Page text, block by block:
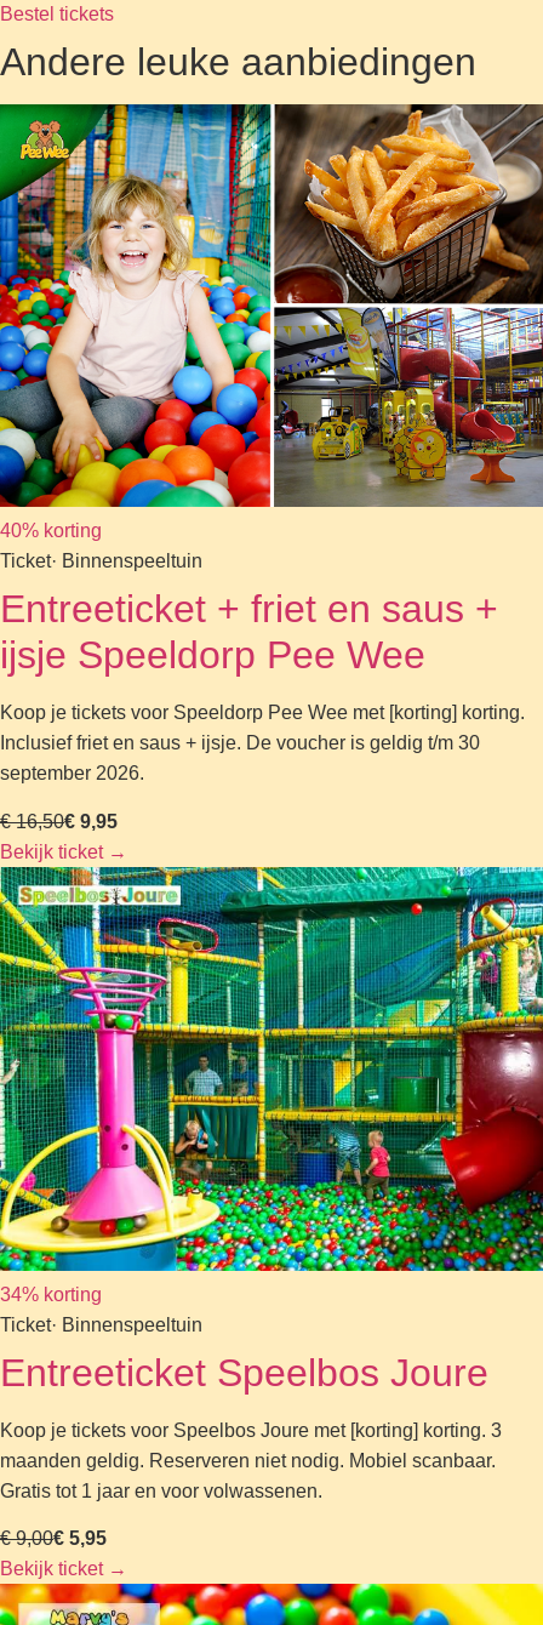
Bestel tickets
Andere leuke aanbiedingen
40% korting
Ticket· Binnenspeeltuin
Entreeticket + friet en saus +
ijsje Speeldorp Pee Wee
Koop je tickets voor Speeldorp Pee Wee met [korting] korting.
Inclusief friet en saus + ijsje. De voucher is geldig t/m 30
september 2026.
€ 16,50€ 9,95
Bekijk ticket →
34% korting
Ticket· Binnenspeeltuin
Entreeticket Speelbos Joure
Koop je tickets voor Speelbos Joure met [korting] korting. 3
maanden geldig. Reserveren niet nodig. Mobiel scanbaar.
Gratis tot 1 jaar en voor volwassenen.
€ 9,00€ 5,95
Bekijk ticket →